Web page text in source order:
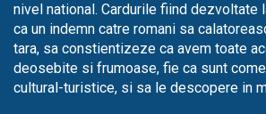
nivel national. Cardurile fiind dezvoltate
ca un indemn catre romani sa
tara, sa constientizeze ca avem toate
deosebite si frumoase, fie ca sunt
cultural-turistice, si sa le descopere in